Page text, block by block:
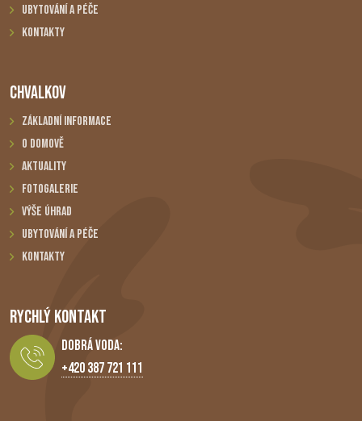
Ubytování a péče
Kontakty
CHVALKOV
Základní informace
O domově
Aktuality
Fotogalerie
Výše úhrad
Ubytování a péče
Kontakty
RYCHLÝ KONTAKT
Dobrá Voda:
+420 387 721 111